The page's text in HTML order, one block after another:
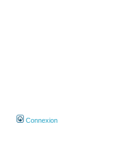
Connexion